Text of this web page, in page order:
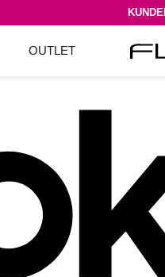
OUTLET